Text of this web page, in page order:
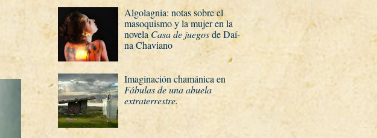
Algolagnia: notas sobre el
masoquismo y la mujer en la
novela Casa de juegosde Daí­
na Chaviano
Imaginación chamánica en
Fábulas de una abuela
extraterrestre.